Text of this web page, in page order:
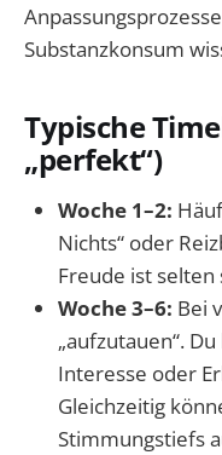
Substanzkonsum
Typische
„perfekt“)
Woche 1–2:
Nichts“ oder
Freude ist selten
Woche 3–6: Bei
„aufzutauen“.
Interesse oder
Gleichzeitig
Stimmungstiefs